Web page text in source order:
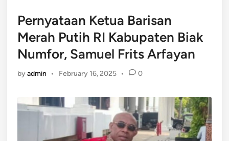
Pernyataan Ketua Barisan
Merah Putih RI Kabupaten Biak
Numfor, Samuel Frits Arfayan
byadmin • February 16, 2025 • 0